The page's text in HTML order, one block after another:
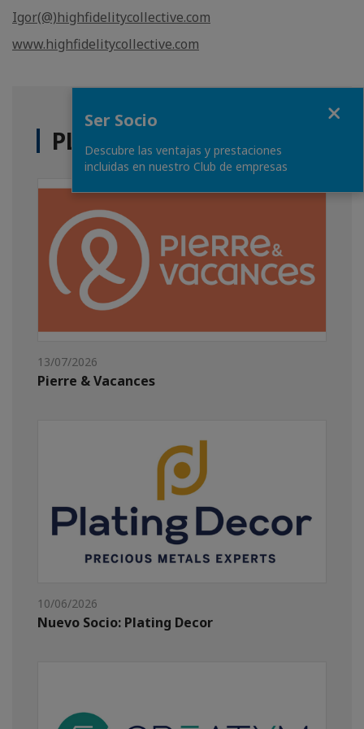
Igor(@)highfidelitycollective.com
www.highfidelitycollective.com
PLUS D'ACTUALITÉS
13/07/2026
Pierre & Vacances
10/06/2026
Nuevo Socio: Plating Decor
Ser Socio
Descubre las ventajas y prestaciones
incluidas en nuestro Club de empresas